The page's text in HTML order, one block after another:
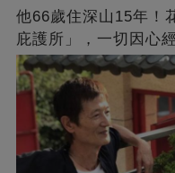
他66歲住深山15年！
庇護所」，一切因心